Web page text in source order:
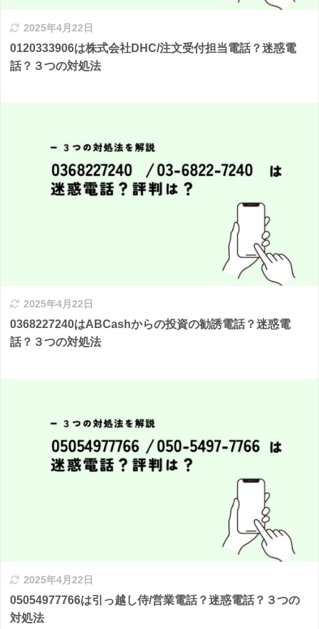
2025年4月22日
0120333906は株式会社DHC/注文受付担当電話？迷惑電
話？３つの対処法
2025年4月22日
0368227240はABCashからの投資の勧誘電話？迷惑電
話？３つの対処法
2025年4月22日
05054977766は引っ越し侍/営業電話？迷惑電話？３つの
対処法